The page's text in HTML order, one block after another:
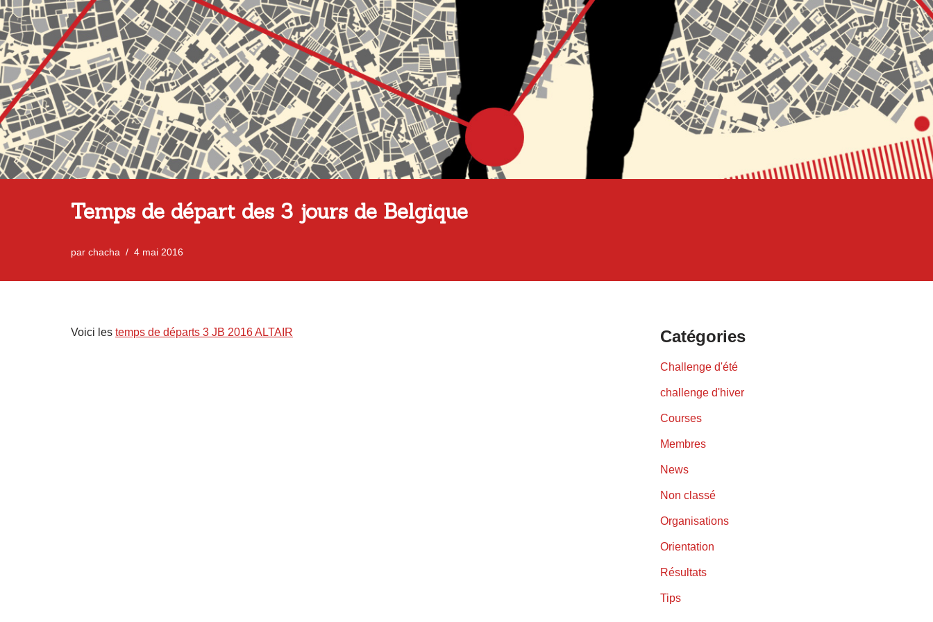
Temps de départ des 3 jours de Belgique
par chacha 4 mai 2016
Voici les temps de départs 3 JB 2016 ALTAIR Catégories
Challenge d'été
challenge d'hiver
Courses
Membres
News
Non classé
Organisations
Orientation
Résultats
Tips